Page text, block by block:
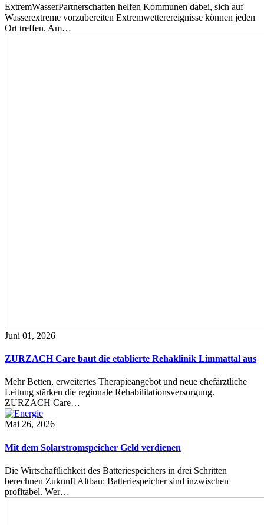
ExtremWasserPartnerschaften helfen Kommunen dabei, sich auf
Wasserextreme vorzubereiten Extremwetterereignisse können jeden
Ort treffen. Am…
Juni 01, 2026
ZURZACH Care baut die etablierte Rehaklinik Limmattal aus
Mehr Betten, erweitertes Therapieangebot und neue chefärztliche
Leitung stärken die regionale Rehabilitationsversorgung.
ZURZACH Care…
Mai 26, 2026
Mit dem Solarstromspeicher Geld verdienen
Die Wirtschaftlichkeit des Batteriespeichers in drei Schritten
berechnen Zukunft Altbau: Batteriespeicher sind inzwischen
profitabel. Wer…